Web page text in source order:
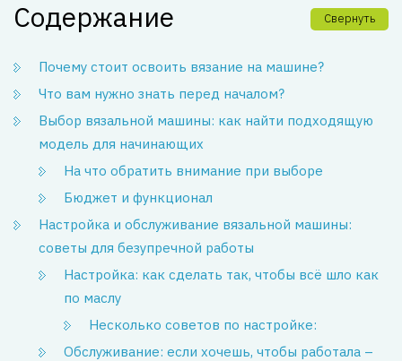
Содержание Свернуть
Почему стоит освоить вязание на машине?
Что вам нужно знать перед началом?
Выбор вязальной машины: как найти подходящую
модель для начинающих
На что обратить внимание при выборе
Бюджет и функционал
Настройка и обслуживание вязальной машины:
советы для безупречной работы
Настройка: как сделать так, чтобы всё шло как
по маслу
Несколько советов по настройке:
Обслуживание: если хочешь, чтобы работала –